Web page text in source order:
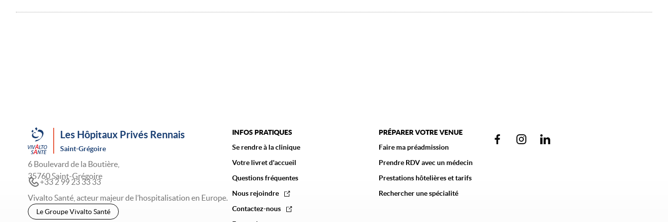
Les Hôpitaux Privés Rennais
Saint-Grégoire
6 Boulevard de la Boutière,
35760 Saint-Grégoire
+33 2 99 23 33 33
Vivalto Santé, acteur majeur de l’hospitalisation en Europe.
Le Groupe Vivalto Santé
INFOS PRATIQUES
Se rendre à la clinique
Votre livret d'accueil
Questions fréquentes
Nous rejoindre
Contactez-nous
PRÉPARER VOTRE VENUE
Faire ma préadmission
Prendre RDV avec un médecin
Prestations hôtelières et tarifs
Rechercher une spécialité